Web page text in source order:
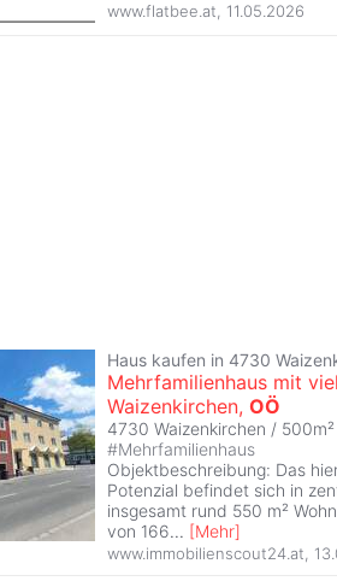
www.flatbee.at 11.05.2026
Haus kaufen in 4730
Mehrfamilienhaus mit
Waizenkirchen, OÖ
4730 Waizenkirchen /
#Mehrfamilienhaus
Objektbeschreibung: Das
Potenzial befindet sich in
insgesamt rund 550 m²
von 166... [Mehr]
www.immobilienscout24.at